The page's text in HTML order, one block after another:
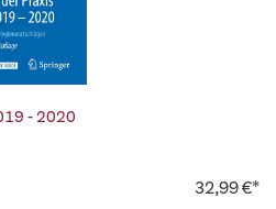
- 2020
32,99 €*